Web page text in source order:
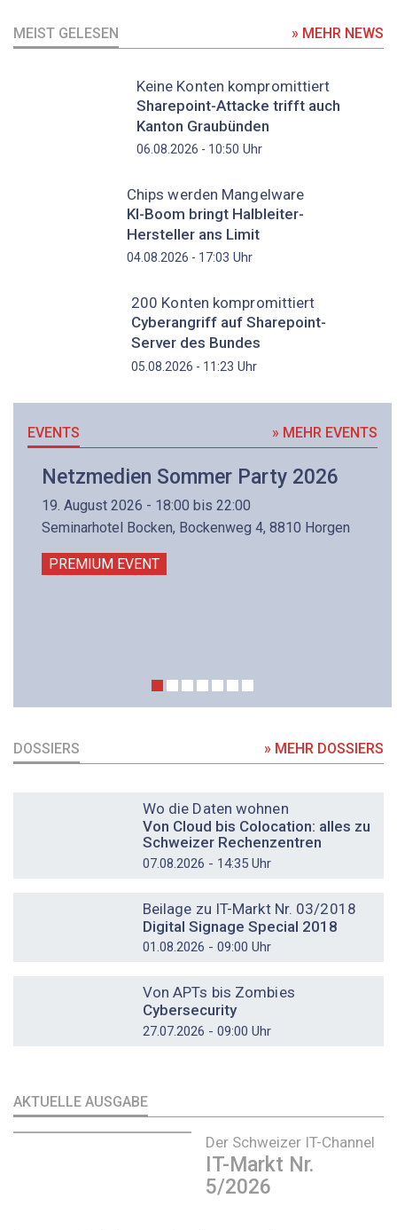
MEIST GELESEN » MEHR NEWS
Keine Konten kompromittiert
Sharepoint-Attacke trifft auch
Kanton Graubünden
06.08.2026 - 10:50 Uhr
Chips werden Mangelware
KI-Boom bringt Halbleiter-
Hersteller ans Limit
04.08.2026 - 17:03 Uhr
200 Konten kompromittiert
Cyberangriff auf Sharepoint-
Server des Bundes
05.08.2026 - 11:23 Uhr
EVENTS » MEHR EVENTS
Netzmedien Sommer Party 2026
19. August 2026 - 18:00 bis 22:00
Seminarhotel Bocken, Bockenweg 4, 8810 Horgen
PREMIUM EVENT
DOSSIERS » MEHR DOSSIERS
Wo die Daten wohnen
Von Cloud bis Colocation: alles zu
Schweizer Rechenzentren
07.08.2026 - 14:35 Uhr
Beilage zu IT-Markt Nr. 03/2018
Digital Signage Special 2018
01.08.2026 - 09:00 Uhr
Von APTs bis Zombies
Cybersecurity
27.07.2026 - 09:00 Uhr
AKTUELLE AUSGABE
Der Schweizer IT-Channel
IT-Markt Nr.
5/2026